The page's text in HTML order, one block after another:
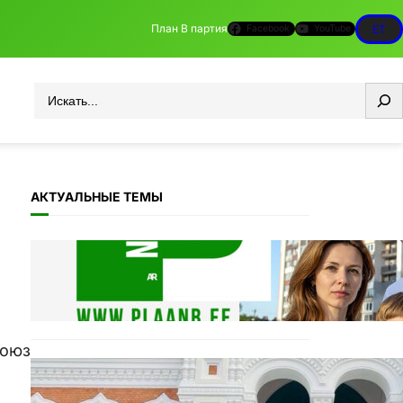
План B партия Facebook YouTube ET
Otsi
АКТУАЛЬНЫЕ ТЕМЫ
11.11: Пикет на Тоомпеа
Täname Plaan B toetajaid ja
ka vaenlasi!